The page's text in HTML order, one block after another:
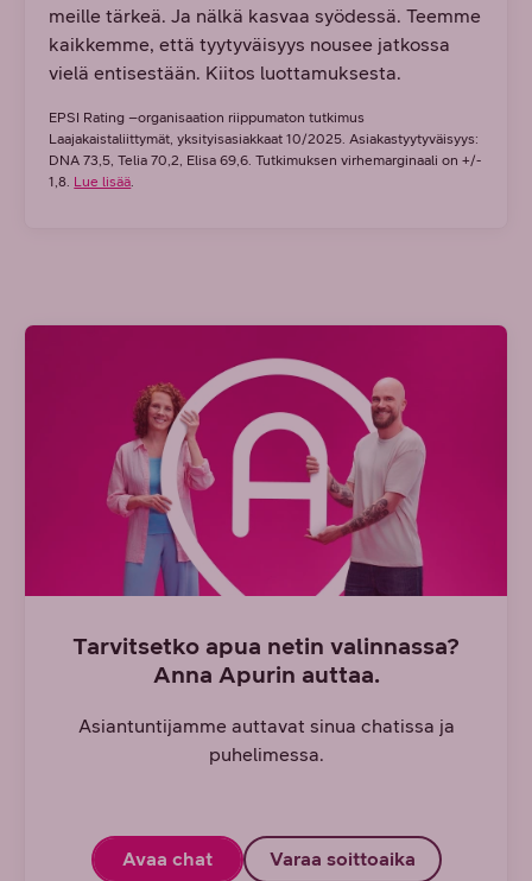
meille tärkeä. Ja nälkä kasvaa syödessä. Teemme
kaikkemme, että tyytyväisyys nousee jatkossa
vielä entisestään. Kiitos luottamuksesta.
EPSI Rating –organisaation riippumaton tutkimus
Laajakaistaliittymät, yksityisasiakkaat 10/2025. Asiakastyytyväisyys:
DNA 73,5, Telia 70,2, Elisa 69,6. Tutkimuksen virhemarginaali on +/-
1,8. Lue lisää.
Tarvitsetko apua netin valinnassa?
Anna Apurin auttaa.
Asiantuntijamme auttavat sinua chatissa ja
puhelimessa.
Avaa chat Varaa soittoaika